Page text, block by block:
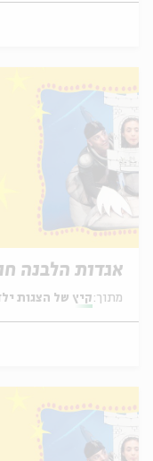
אגדות הלבנה
מתוך: קיץ של הצגות